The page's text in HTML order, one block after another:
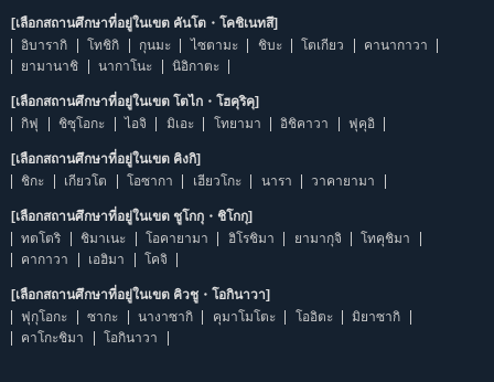
[เลือกสถานศึกษาที่อยู่ในเขต คันโต・โคชิเนทสึ]
อิบารากิ
โทชิกิ กุนมะ ไซตามะ ชิบะ โตเกียว
คานากาวา
ยามานาชิ
นากาโนะ นิอิกาตะ
[เลือกสถานศึกษาที่อยู่ในเขต โตไก・โฮคุริคุ]
กิฟุ
ชิซุโอกะ ไอจิ มิเอะ โทยามา อิชิคาวา ฟุคุอิ
[เลือกสถานศึกษาที่อยู่ในเขต คิงกิ]
ชิกะ
เกียวโต โอซากา เฮียวโกะ นารา วาคายามา
[เลือกสถานศึกษาที่อยู่ในเขต ชูโกกุ・ชิโกกุ]
ทตโตริ
ชิมาเนะ โอคายามา ฮิโรชิมา ยามากุจิ
โทคุชิมา
คากาวา
เอฮิมา โคจิ
[เลือกสถานศึกษาที่อยู่ในเขต คิวชู・โอกินาวา]
ฟุกุโอกะ
ซากะ นางาซากิ คุมาโมโตะ โออิตะ
มิยาซากิ
คาโกะชิมา
โอกินาวา